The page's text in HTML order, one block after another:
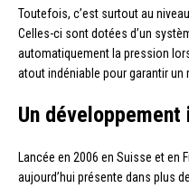
Toutefois, c’est surtout au
Celles-ci sont dotées d’un
automatiquement la pression
atout indéniable pour garantir
Un
Lancée en 2006 en Suisse et en
aujourd’hui présente dans plus